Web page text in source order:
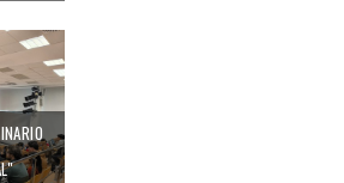
"Turismo, Paisaje y Resiliencia ambiental"